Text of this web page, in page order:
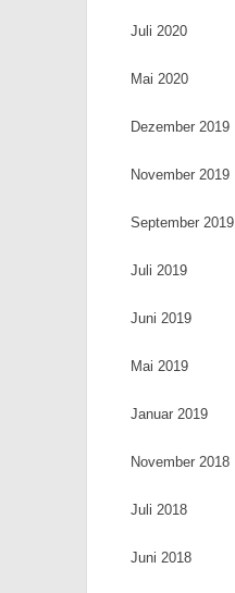
Juli 2020
Mai 2020
Dezember 2019
November 2019
September 2019
Juli 2019
Juni 2019
Mai 2019
Januar 2019
November 2018
Juli 2018
Juni 2018